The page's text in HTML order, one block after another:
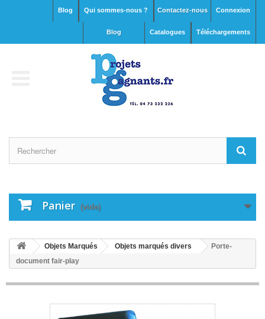
Connexion
Contactez-nous
Qui sommes-nous ?
Blog
Téléchargements
Catalogues
blog
Panier (vide)
Objets Marqués Objets marqués divers
Porte-
document fair-play